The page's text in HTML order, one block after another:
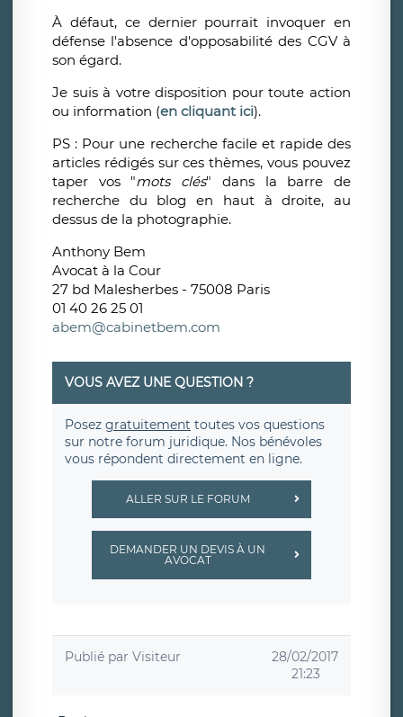
À défaut, ce dernier pourrait invoquer en
défense l'absence d'opposabilité des CGV à
son égard.
Je suis à votre disposition pour toute action
ou information (en cliquant ici).
PS : Pour une recherche facile et rapide des
articles rédigés sur ces thèmes, vous pouvez
taper vos "mots clés" dans la barre de
recherche du blog en haut à droite, au
dessus de la photographie.
Anthony Bem
Avocat à la Cour
27 bd Malesherbes - 75008 Paris
01 40 26 25 01
abem@cabinetbem.com
VOUS AVEZ UNE QUESTION ?
Posez gratuitement toutes vos questions
sur notre forum juridique. Nos bénévoles
vous répondent directement en ligne.
ALLER SUR LE FORUM
DEMANDER UN DEVIS À UN
AVOCAT
Publié par Visiteur
28/02/2017
21:23